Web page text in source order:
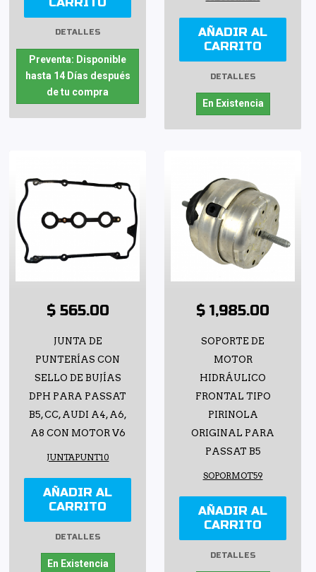
DETALLES
Preventa: Disponible
hasta 14 Días después
de tu compra
AÑADIR AL
CARRITO
DETALLES
En Existencia
$ 565.00
JUNTA DE
PUNTERÍAS CON
SELLO DE BUJÍAS
DPH PARA PASSAT
B5, CC, AUDI A4, A6,
A8 CON MOTOR V6
JUNTAPUNT10
AÑADIR AL
CARRITO
DETALLES
En Existencia
$ 1,985.00
SOPORTE DE
MOTOR
HIDRÁULICO
FRONTAL TIPO
PIRINOLA
ORIGINAL PARA
PASSAT B5
SOPORMOT59
AÑADIR AL
CARRITO
DETALLES